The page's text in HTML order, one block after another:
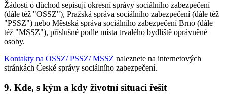
Žádosti o důchod sepisují okresní správy sociálního zabezpečení
(dále též "OSSZ"), Pražská správa sociálního zabezpečení (dále též
"PSSZ") nebo Městská správa sociálního zabezpečení Brno (dále
též "MSSZ"), příslušné podle místa trvalého bydliště oprávněné
osoby.
Kontakty na OSSZ/ PSSZ/ MSSZ naleznete na internetových
stránkách České správy sociálního zabezpečení.
9. Kde, s kým a kdy životní situaci řešit